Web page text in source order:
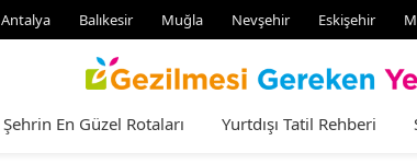
Antalya Balıkesir Muğla Nevşehir Eskişehir
Şehrin En Güzel Rotaları Yurtdışı Tatil Rehberi